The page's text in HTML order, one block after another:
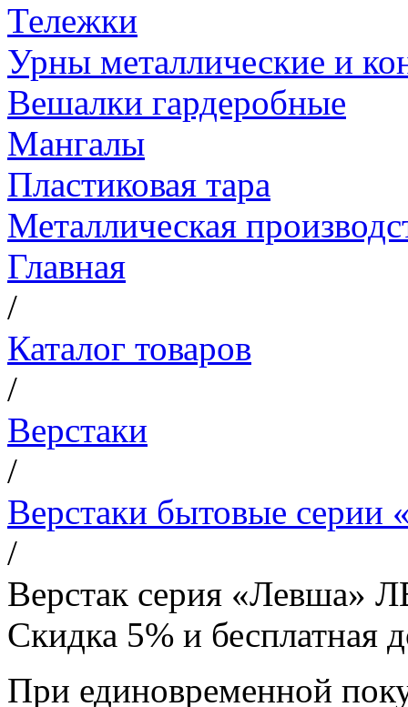
Тележки
Урны металлические и
Вешалки гардеробные
Мангалы
Пластиковая тара
Металлическая
Главная
/
Каталог товаров
/
Верстаки
/
Верстаки бытовые серии
/
Верстак серия «Левша»
Скидка 5% и бесплатная
При единовременной